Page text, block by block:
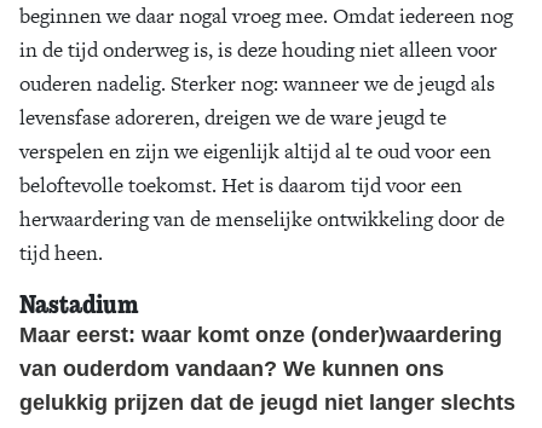
beginnen we daar nogal vroeg mee. Omdat iedereen nog
in de tijd onderweg is, is deze houding niet alleen voor
ouderen nadelig. Sterker nog: wanneer we de jeugd als
levensfase adoreren, dreigen we de ware jeugd te
verspelen en zijn we eigenlijk altijd al te oud voor een
beloftevolle toekomst. Het is daarom tijd voor een
herwaardering van de menselijke ontwikkeling door de
tijd heen.
Nastadium
Maar eerst: waar komt onze (onder)waardering
van ouderdom vandaan? We kunnen ons
gelukkig prijzen dat de jeugd niet langer slechts